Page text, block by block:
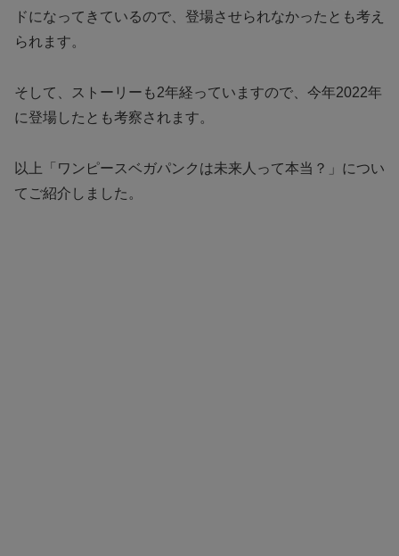
ドになってきているので、登場させられなかったとも考え
られます。
そして、ストーリーも2年経っていますので、今年2022年
に登場したとも考察されます。
以上「ワンピースベガパンクは未来人って本当？」につい
てご紹介しました。